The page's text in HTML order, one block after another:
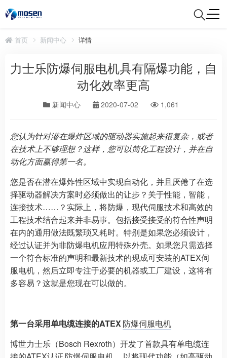
首页 新闻中心 详情
力士乐防爆伺服电机具有隔爆功能，自
动化效率更高
新闻中心 2020-07-02 1,061
您认为针对潜在爆炸区域的驱动器实施起来很复杂，或者
在技术上不够理想？这样，您可以简化工程设计，并在自
动化方面赢得第一名。
您是否在潜在爆炸性区域中实现自动化，并且厌倦了在选
择驱动器解决方案时必须做出的让步？关于性能，智能，
连接技术……？实际上，将防爆，现代伺服技术和高效的
工程技术结合起来并非易事。包括接受接受的符合性声明
在内的通用做法既繁琐又耗时。特别是如果您必须设计，
经过认证并为非防爆电机应用特殊外壳。如果您只需选择
一个符合标准的声明和最新技术的现成可安装的ATEX伺
服电机，然后立即专注于必要的机器或工厂建设，这将有
多容易？这就是您现在可以做的。
第一台采用单电缆连接的ATEX防爆伺服电机
博世力士乐（Bosch Rexroth）开发了首款具有单电缆连